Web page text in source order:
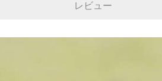
レビュー